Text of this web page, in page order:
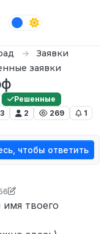
Заявки
заявки
Решенные
3 2 269 1
чтобы ответить
твоего